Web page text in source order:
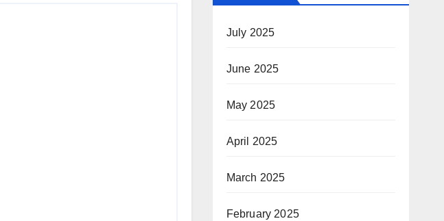
July 2025
June 2025
May 2025
April 2025
March 2025
February 2025